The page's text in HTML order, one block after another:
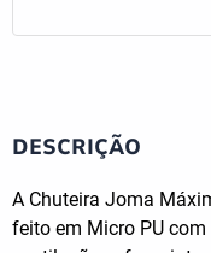
DESCRIÇÃO
A Chuteira Joma
feito em Micro PU